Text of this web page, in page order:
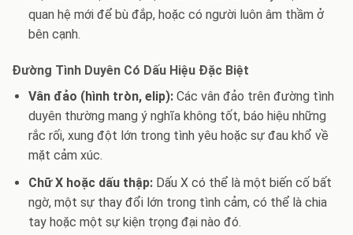
quan hệ mới để bù đắp, hoặc có người luôn âm thầm ở
bên cạnh.
Đường Tình Duyên Có Dấu Hiệu Đặc Biệt
Vân đảo (hình tròn, elip):Các vân đảo trên đường tình
duyên thường mang ý nghĩa không tốt, báo hiệu những
rắc rối, xung đột lớn trong tình yêu hoặc sự đau khổ về
mặt cảm xúc.
Chữ X hoặc dấu thập:Dấu X có thể là một biến cố bất
ngờ, một sự thay đổi lớn trong tình cảm, có thể là chia
tay hoặc một sự kiện trọng đại nào đó.